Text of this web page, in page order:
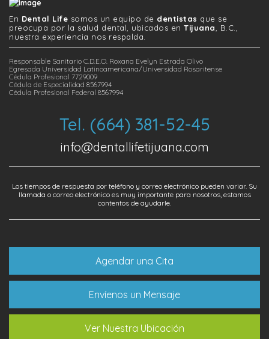
En Dental Life somos un equipo de dentistas que se
preocupa por la salud dental, ubicados en Tijuana, B.C.,
nuestra experiencia nos respalda.
Responsable Sanitario C.D.E.O. Roxana Evelyn Estrada Olivo
Egresada Universidad Latinoamericana/Universidad Rosaritense
Cédula Profesional 7729009
Cédula de Especialidad 8567994
Cédula Profesional Federal 8567994
Tel. (664) 381-52-45
info@dentallifetijuana.com
Los tiempos de respuesta por teléfono y correo electrónico pueden variar. Su
llamada o correo electrónico es muy importante para nosotros, estamos
contentos de ayudarle.
Agendar una Cita
Envíenos un Mensaje
Ver Nuestra Ubicación